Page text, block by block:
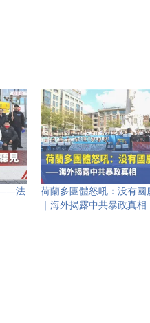
——法
荷蘭多團體怒吼：没有
｜海外揭露中共暴政真相